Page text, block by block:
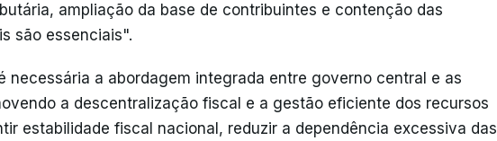
ampliação da base de contribuintes e contenção das
são essenciais".
necessária a abordagem integrada entre governo central e as
a descentralização fiscal e a gestão eficiente dos recursos
estabilidade fiscal nacional, reduzir a dependência excessiva das